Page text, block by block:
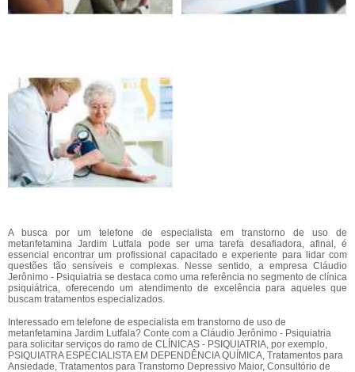
A busca por um telefone de especialista em transtorno de uso de
metanfetamina Jardim Lutfala pode ser uma tarefa desafiadora, afinal, é
essencial encontrar um profissional capacitado e experiente para lidar com
questões tão sensíveis e complexas. Nesse sentido, a empresa Cláudio
Jerônimo - Psiquiatria se destaca como uma referência no segmento de clínica
psiquiátrica, oferecendo um atendimento de excelência para aqueles que
buscam tratamentos especializados.
Interessado em telefone de especialista em transtorno de uso de
metanfetamina Jardim Lutfala? Conte com a Cláudio Jerônimo - Psiquiatria
para solicitar serviços do ramo de CLÍNICAS - PSIQUIATRIA, por exemplo,
PSIQUIATRA ESPECIALISTA EM DEPENDÊNCIA QUÍMICA, Tratamentos para
Ansiedade, Tratamentos para Transtorno Depressivo Maior, Consultório de